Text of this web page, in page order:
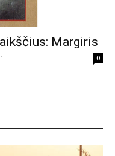
Margiris
0